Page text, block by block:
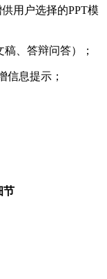
用户选择的PPT模
稿、答辩问答）；
信息提示；
节